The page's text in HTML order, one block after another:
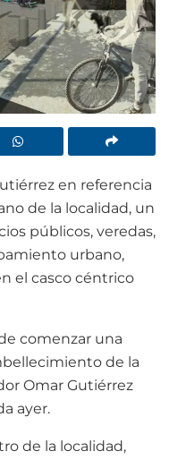
en referencia
de la localidad, un
públicos, veredas,
urbano,
el casco céntrico
comenzar una
de la
Omar Gutiérrez
ayer.
de la localidad,